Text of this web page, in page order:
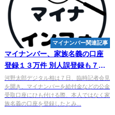
マイナンバー関連記事
マイナンバー 、家族名義の口座
登録１３万件 別人誤登録も７４
８件 - 北海道新聞
河野太郎デジタル相は７日、臨時記者会見
を開き、マイナンバーを給付金などの公金
受取口座にひも付ける際、本人ではなく家
族名義の口座を登録したとみ...